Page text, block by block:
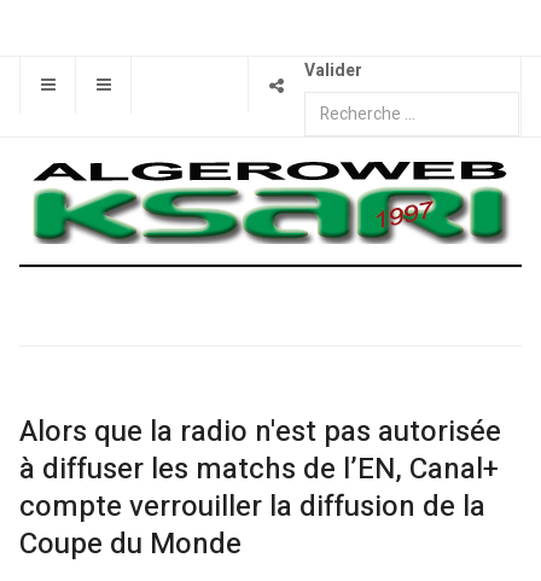
Valider
Alors que la radio n'est pas autorisée
à diffuser les matchs de l’EN, Canal+
compte verrouiller la diffusion de la
Coupe du Monde